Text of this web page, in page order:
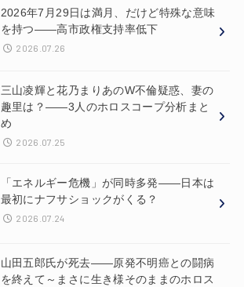
2026年7月29日は満月、だけど特殊な意味
を持つ——高市政権支持率低下
2026.07.26
三山凌輝と花乃まりあのW不倫疑惑、妻の
趣里は？——3人のホロスコープ分析まと
め
2026.07.25
「エネルギー危機」が同時多発——日本は
最初にナフサショックがくる？
2026.07.24
山田五郎氏が死去——原発不明癌との闘病
を終えて～まさに生き様そのままのホロス